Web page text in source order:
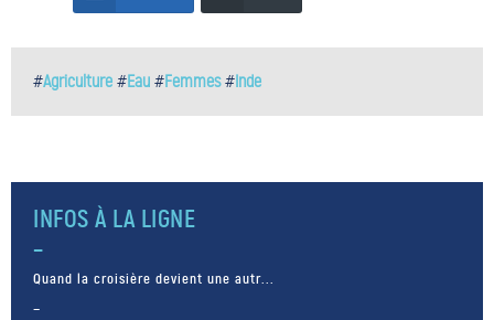
#Agriculture #Eau #Femmes#Inde
INFOS À LA LIGNE
Quand la croisière devient une autr...